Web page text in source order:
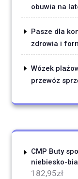
obuwia na
Pasze dla
zdrowia i
Wózek
przewóz
CMP Buty
niebiesko-
182,95zł